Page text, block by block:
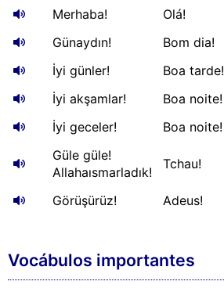
Merhaba!
Olá!
Günaydın!
Bom dia!
İyi günler!
Boa tarde!
İyi akşamlar!
Boa noite!
İyi geceler!
Boa noite!
Güle güle!
Allahaısmarladık!
Tchau!
Görüşürüz! Adeus!
Vocábulos importantes